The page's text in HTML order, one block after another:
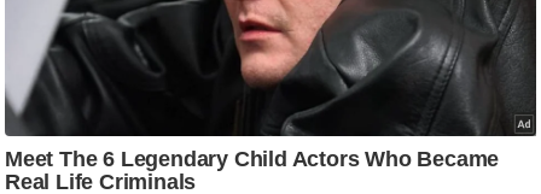
त
त्यो
हा
र